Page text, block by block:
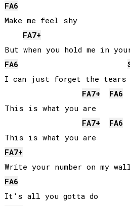
FA6
Make me feel shy
FA7+
FA6
I can just forget the
FA7+ FA6
This is what you are
FA7+ FA6
FA7+
FA6